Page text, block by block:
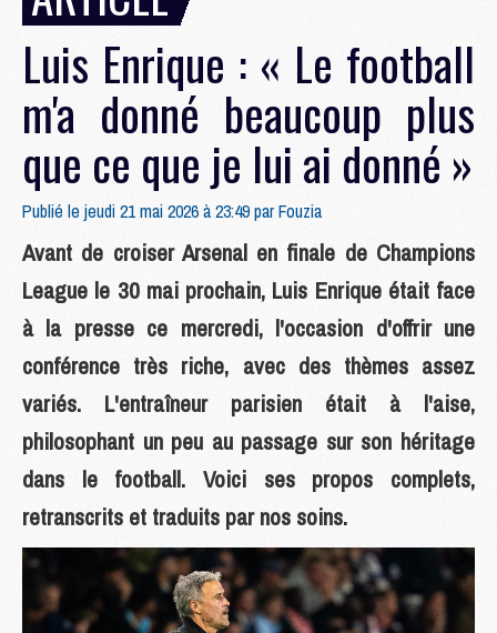
Luis Enrique : « Le football
m'a donné beaucoup plus
que ce que je lui ai donné »
Publié le jeudi 21 mai 2026 à 23:49 parFouzia
Avant de croiser Arsenal en finale de Champions
League le 30 mai prochain, Luis Enrique était face
à la presse ce mercredi, l'occasion d'offrir une
conférence très riche, avec des thèmes assez
variés. L'entraîneur parisien était à l'aise,
philosophant un peu au passage sur son héritage
dans le football. Voici ses propos complets,
retranscrits et traduits par nos soins.